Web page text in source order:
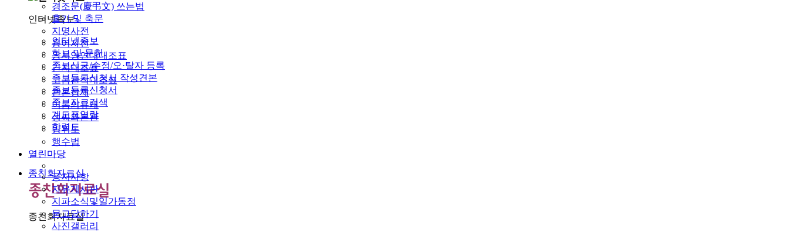
인터넷족보
인터넷족보
화보 및 문헌
족보신규/수정/오·탈자 등록
족보등록신청서 작성견본
족보등록신청서
족보자료검색
계도표열람
항렬도
종친회자료실
종친회자료실
경조문(慶弔文) 쓰는법
홀기 및 축문
지명사전
용어사전
동서양연대대조표
간지대조표
고금관작대조표
관혼상제
이름의유래
성씨와본관
방위도
행수법
열린마당
공지사항
자유게시판
지파소식및일가동정
묻고답하기
사진갤러리